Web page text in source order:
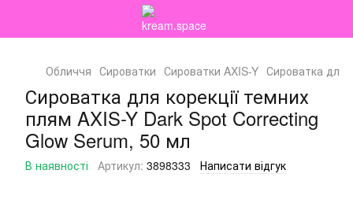
Обличчя Сироватки Сироватки AXIS-Y Сироватка для
Сироватка для корекції темних
плям AXIS-Y Dark Spot Correcting
Glow Serum, 50 мл
В наявності Артикул: 3898333 Написати відгук